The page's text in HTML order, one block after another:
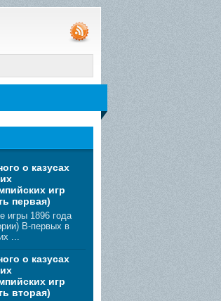
о казусах
игр
первая)
игры 1896 года
В-первых в
...
о казусах
игр
вторая)